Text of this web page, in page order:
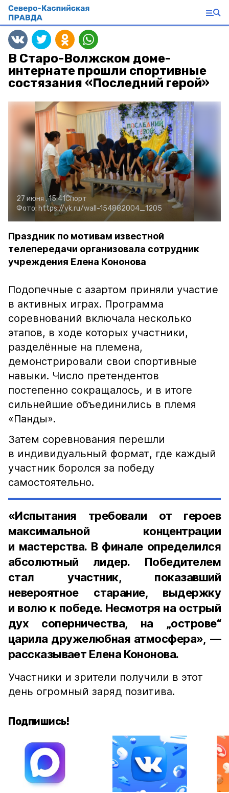
В Старо-Волжском доме-
интернате прошли спортивные
состязания «Последний герой»
27 июня , 15:41Спорт
Фото: https://vk.ru/wall-154882004_1205
Праздник по мотивам известной
телепередачи организовала сотрудник
учреждения Елена Кононова
Подопечные с азартом приняли участие
в активных играх. Программа
соревнований включала несколько
этапов, в ходе которых участники,
разделённые на племена,
демонстрировали свои спортивные
навыки. Число претендентов
постепенно сокращалось, и в итоге
сильнейшие объединились в племя
«Панды».
Затем соревнования перешли
в индивидуальный формат, где каждый
участник боролся за победу
самостоятельно.
«Испытания требовали от героев
максимальной концентрации
и мастерства. В финале определился
абсолютный лидер. Победителем
стал участник, показавший
невероятное старание, выдержку
и волю к победе. Несмотря на острый
дух соперничества, на „острове“
царила дружелюбная атмосфера», —
рассказывает Елена Кононова.
Участники и зрители получили в этот
день огромный заряд позитива.
Подпишись!